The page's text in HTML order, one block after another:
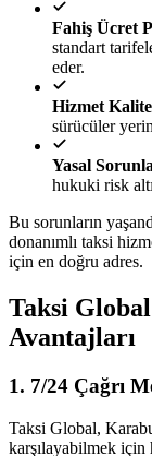
Fahiş Ücret
standart
eder.
Hizmet
sürücüler
Yasal
hukuki risk
Bu sorunların
donanımlı taksi
için en doğru adres.
Taksi
Avantajları
1. 7/24 Çağrı
Taksi Global,
karşılayabilmek için